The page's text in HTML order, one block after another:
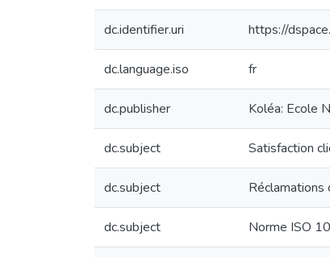
dc.identifier.uri https://
dc.language.iso fr
dc.publisher Koléa: Ecole
dc.subject Satisfaction
dc.subject Réclamations
dc.subject Norme ISO